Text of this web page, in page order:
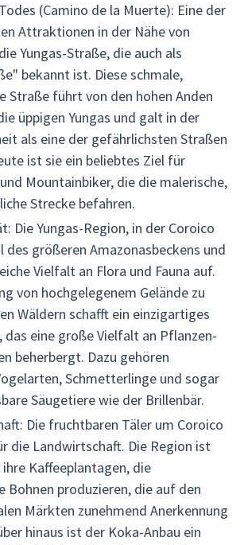
(Camino de la Muerte): Eine der
Attraktionen in der Nähe von
Yungas-Straße, die auch als
bekannt ist. Diese schmale,
Straße führt von den hohen Anden
üppigen Yungas und galt in der
als eine der gefährlichsten Straßen
ist sie ein beliebtes Ziel für
Mountainbiker, die die malerische,
Strecke befahren.
Die Yungas-Region, in der Coroico
des größeren Amazonasbeckens und
Vielfalt an Flora und Fauna auf.
von hochgelegenem Gelände zu
Wäldern schafft ein einzigartiges
das eine große Vielfalt an Pflanzen-
beherbergt. Dazu gehören
Schmetterlinge und sogar
Säugetiere wie der Brillenbär.
Die fruchtbaren Täler um Coroico
die Landwirtschaft. Die Region ist
Kaffeeplantagen, die
Bohnen produzieren, die auf den
Märkten zunehmend Anerkennung
hinaus ist der Koka-Anbau ein